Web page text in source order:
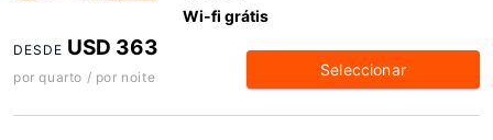
Wi-fi grátis
DESDE USD 363
por quarto / por noite Seleccionar